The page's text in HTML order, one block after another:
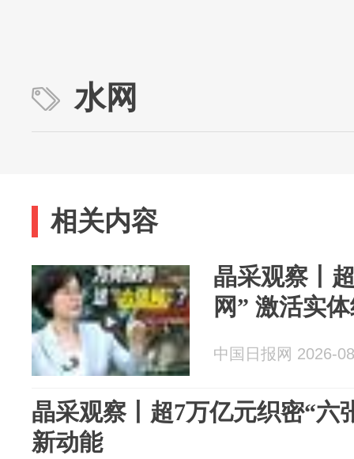
水网
相关内容
晶采观察丨
网” 激活实
中国日报网 2026-
晶采观察丨超7万亿元织密“六
新动能